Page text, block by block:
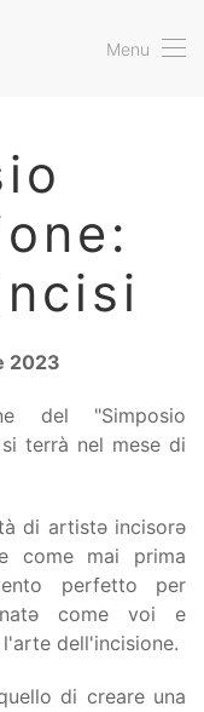
Menu
2023
del "Simposio
terrà nel mese di
di artistə incisorə
come mai prima
perfetto per
come voi e
dell'incisione.
di creare una